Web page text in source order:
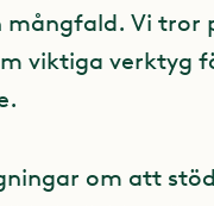
Vi tror
viktiga verktyg
om att